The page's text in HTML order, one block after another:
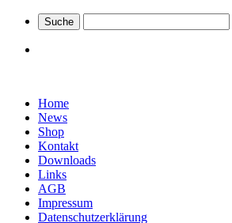
Home
News
Shop
Kontakt
Downloads
Links
AGB
Impressum
Datenschutzerklärung